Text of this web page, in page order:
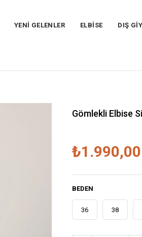
YENİ GELENLER ELBİSE DIŞ
Gömlekli Elbise
₺1.990,00
BEDEN
36 38